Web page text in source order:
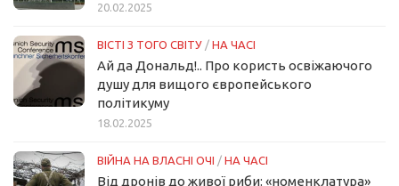
20.02.2025
ВІСТІ З ТОГО СВІТУ / НА ЧАСІ
Ай да Дональд!.. Про користь освіжаючого
душу для вищого європейського
політикуму
18.02.2025
ВІЙНА НА ВЛАСНІ ОЧІ / НА ЧАСІ
Від дронів до живої риби: «номенклатура»